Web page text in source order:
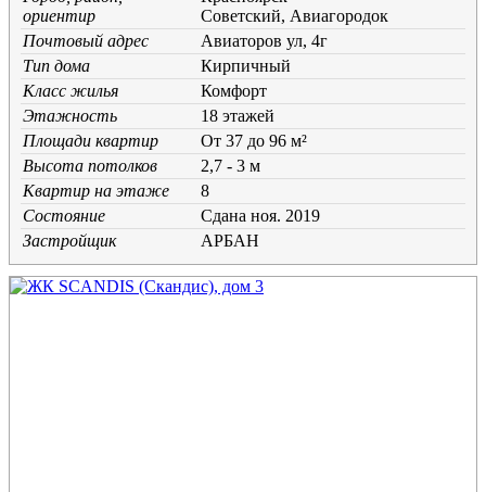
ориентир
Советский, Авиагородок
Почтовый адрес
Авиаторов ул, 4г
Тип дома
Кирпичный
Класс жилья
Комфорт
Этажность
18 этажей
Площади квартир
От 37 до 96 м²
Высота потолков
2,7 - 3 м
Квартир на этаже
8
Состояние
Cдана ноя. 2019
Застройщик
АРБАН